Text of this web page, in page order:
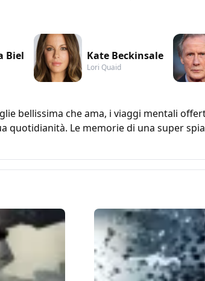
Biel Kate Beckinsale
Lori Quaid
bellissima che ama, i viaggi mentali
quotidianità. Le memorie di una super